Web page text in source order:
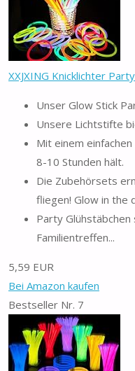
XXJXING Knicklichter
Unser Glow Stick
Unsere Lichtstifte
Mit einem
8-10 Stunden hält.
Die Zubehörsets
fliegen! Glow in the
Party
Familientreffen...
5,59 EUR
Bei Amazon kaufen
Bestseller Nr. 7